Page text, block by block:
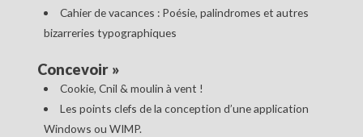
Cahier de vacances : Poésie, palindromes et autres
bizarreries typographiques
Concevoir»
Cookie, Cnil & moulin à vent !
Les points clefs de la conception d’une application
Windows ou WIMP.